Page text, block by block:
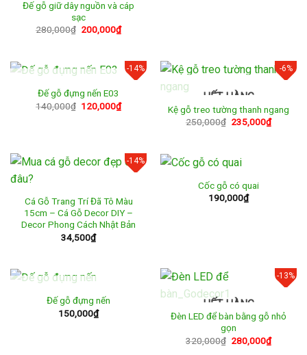
Đế gỗ giữ dây nguồn và cáp
sạc
280,000₫ Giá
200,000₫Giá
hiện
200,000₫.
-14%
HẾT HÀNG
Đế gỗ đựng nến E03
140,000₫ Giá
120,000₫Giá
hiện
-6%
HẾT HÀNG
Kệ gỗ treo tường thanh ngang
250,000₫ Giá
235,000₫Giá
hiện
-14%
Cá Gỗ Trang Trí Đã Tô Màu
15cm – Cá Gỗ Decor DIY –
Decor Phong Cách Nhật Bản
34,500₫
Cốc gỗ có quai
190,000₫
HẾT HÀNG
Đế gỗ đựng nến
150,000₫
-13%
HẾT HÀNG
Đèn LED để bàn bằng gỗ nhỏ
gọn
320,000₫ Giá
280,000₫Giá
hiện